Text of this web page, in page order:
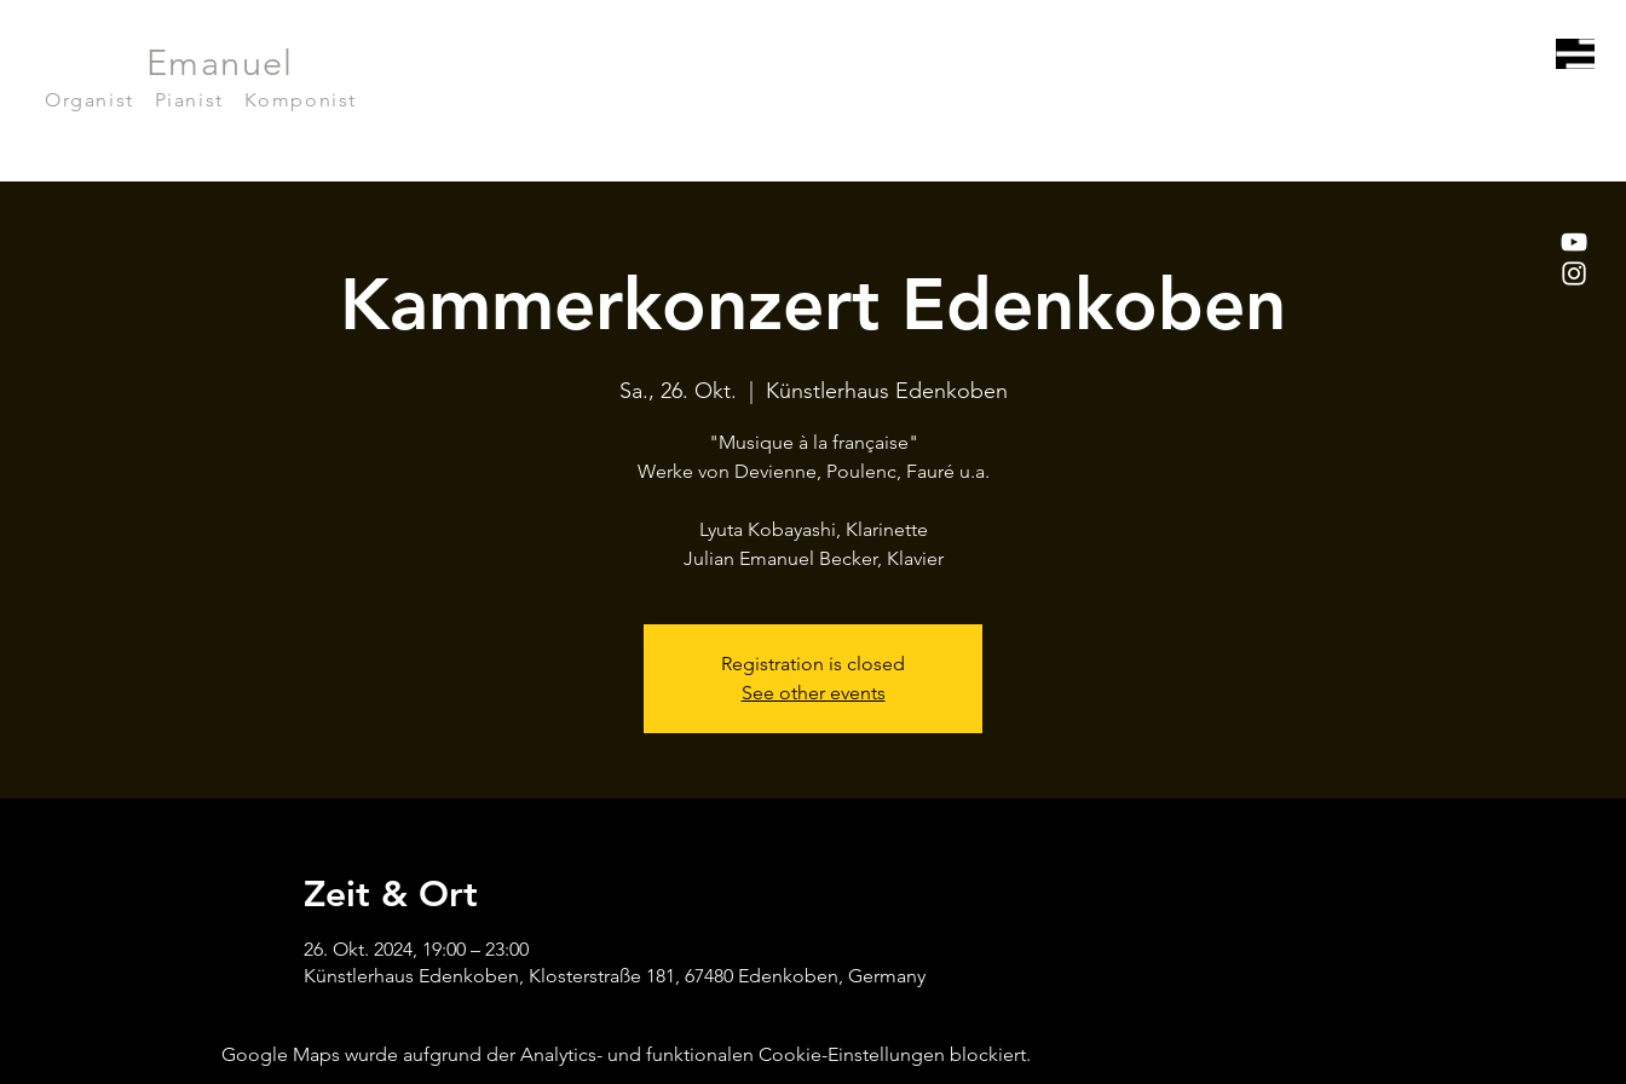
Emanuel
Organist Pianist Komponist
Kammerkonzert Edenkoben
Sa., 26. Okt. Künstlerhaus Edenkoben
"Musique à la française"
Werke von Devienne, Poulenc, Fauré u.a.
Lyuta Kobayashi, Klarinette
Julian Emanuel Becker, Klavier
Registration is closed
See other events
Zeit & Ort
26. Okt. 2024, 19:00 – 23:00
Künstlerhaus Edenkoben, Klosterstraße 181, 67480 Edenkoben, Germany
Google Maps wurde aufgrund der Analytics- und funktionalen Cookie-Einstellungen blockiert.